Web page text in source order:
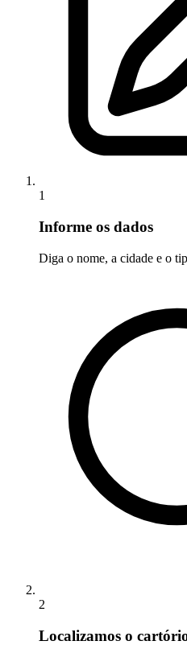
1
Informe os dados
Diga o nome, a cidade e o
2
Localizamos o